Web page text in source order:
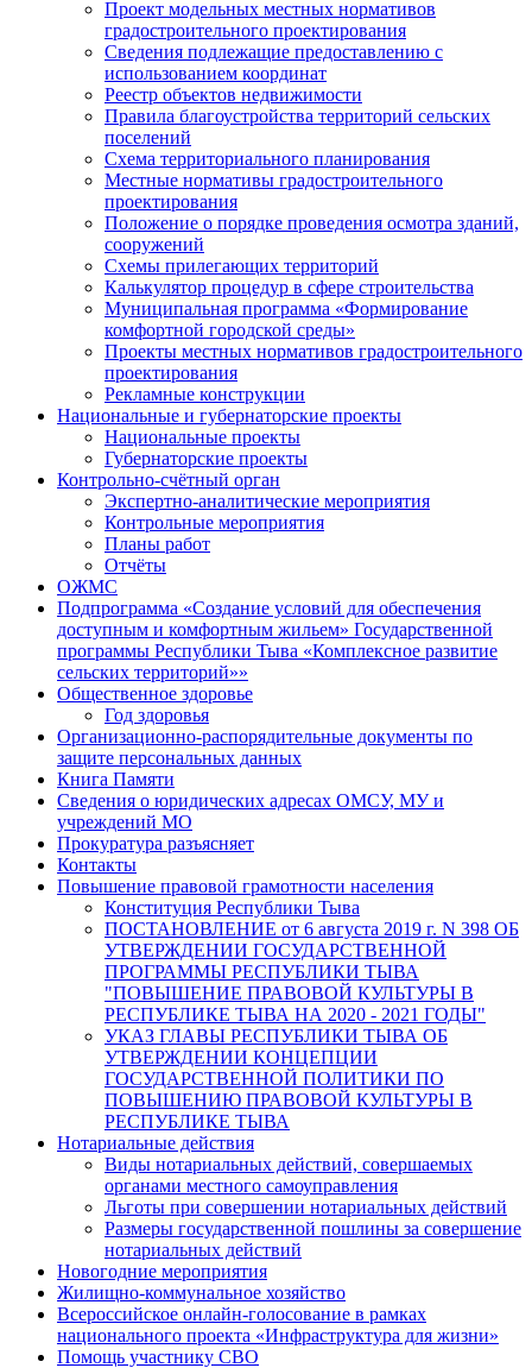
Проект модельных местных нормативов
градостроительного проектирования
Сведения подлежащие предоставлению с
использованием координат
Реестр объектов недвижимости
Правила благоустройства территорий сельских
поселений
Схема территориального планирования
Местные нормативы градостроительного
проектирования
Положение о порядке проведения осмотра зданий,
сооружений
Схемы прилегающих территорий
Калькулятор процедур в сфере строительства
Муниципальная программа «Формирование
комфортной городской среды»
Проекты местных нормативов градостроительного
проектирования
Рекламные конструкции
Национальные и губернаторские проекты
Национальные проекты
Губернаторские проекты
Контрольно-счётный орган
Экспертно-аналитические мероприятия
Контрольные мероприятия
Планы работ
Отчёты
ОЖМС
Подпрограмма «Создание условий для обеспечения
доступным и комфортным жильем» Государственной
программы Республики Тыва «Комплексное развитие
сельских территорий»»
Общественное здоровье
Год здоровья
Организационно-распорядительные документы по
защите персональных данных
Книга Памяти
Сведения о юридических адресах ОМСУ, МУ и
учреждений МО
Прокуратура разъясняет
Контакты
Повышение правовой грамотности населения
Конституция Республики Тыва
ПОСТАНОВЛЕНИЕ от 6 августа 2019 г. N 398 ОБ
УТВЕРЖДЕНИИ ГОСУДАРСТВЕННОЙ
ПРОГРАММЫ РЕСПУБЛИКИ ТЫВА
"ПОВЫШЕНИЕ ПРАВОВОЙ КУЛЬТУРЫ В
РЕСПУБЛИКЕ ТЫВА НА 2020 - 2021 ГОДЫ"
УКАЗ ГЛАВЫ РЕСПУБЛИКИ ТЫВА ОБ
УТВЕРЖДЕНИИ КОНЦЕПЦИИ
ГОСУДАРСТВЕННОЙ ПОЛИТИКИ ПО
ПОВЫШЕНИЮ ПРАВОВОЙ КУЛЬТУРЫ В
РЕСПУБЛИКЕ ТЫВА
Нотариальные действия
Виды нотариальных действий, совершаемых
органами местного самоуправления
Льготы при совершении нотариальных действий
Размеры государственной пошлины за совершение
нотариальных действий
Новогодние мероприятия
Жилищно-коммунальное хозяйство
Всероссийское онлайн-голосование в рамках
национального проекта «Инфраструктура для жизни»
Помощь участнику СВО